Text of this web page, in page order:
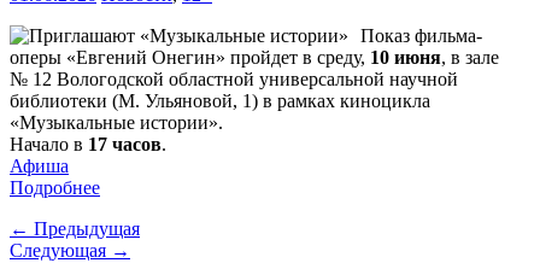
Показ фильма-
оперы «Евгений Онегин» пройдет в среду, 10 июня, в зале
№ 12 Вологодской областной универсальной научной
библиотеки (М. Ульяновой, 1) в рамках киноцикла
«Музыкальные истории».
Начало в 17 часов.
Афиша
Подробнее
← Предыдущая
Следующая →